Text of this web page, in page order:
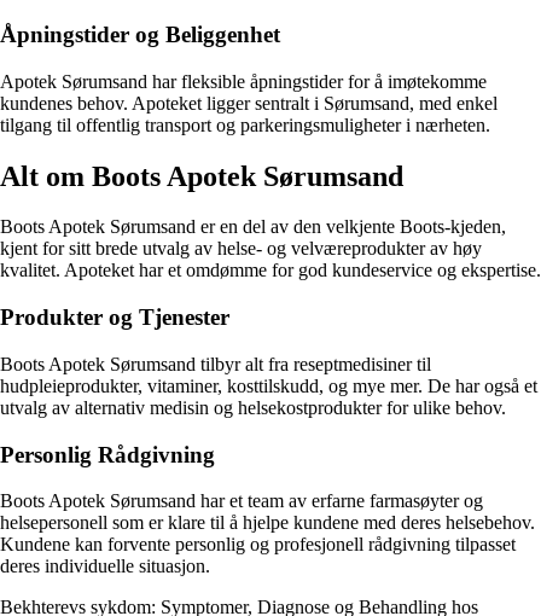
Åpningstider og Beliggenhet
Apotek Sørumsand har fleksible åpningstider for å imøtekomme
kundenes behov. Apoteket ligger sentralt i Sørumsand, med enkel
tilgang til offentlig transport og parkeringsmuligheter i nærheten.
Alt om Boots Apotek Sørumsand
Boots Apotek Sørumsand er en del av den velkjente Boots-kjeden,
kjent for sitt brede utvalg av helse- og velværeprodukter av høy
kvalitet. Apoteket har et omdømme for god kundeservice og ekspertise.
Produkter og Tjenester
Boots Apotek Sørumsand tilbyr alt fra reseptmedisiner til
hudpleieprodukter, vitaminer, kosttilskudd, og mye mer. De har også et
utvalg av alternativ medisin og helsekostprodukter for ulike behov.
Personlig Rådgivning
Boots Apotek Sørumsand har et team av erfarne farmasøyter og
helsepersonell som er klare til å hjelpe kundene med deres helsebehov.
Kundene kan forvente personlig og profesjonell rådgivning tilpasset
deres individuelle situasjon.
Bekhterevs sykdom: Symptomer, Diagnose og Behandling hos